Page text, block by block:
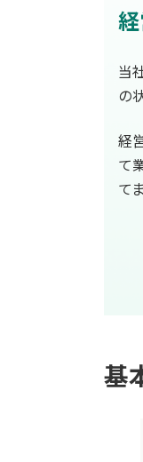
当
の
経
て
て
基